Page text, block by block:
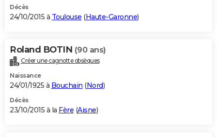
Décès
24/10/2015 à Toulouse (Haute-Garonne)
Roland BOTIN (90 ans)
Créer une cagnotte obsèques
Naissance
24/01/1925 à Bouchain (Nord)
Décès
23/10/2015 à la Fère (Aisne)